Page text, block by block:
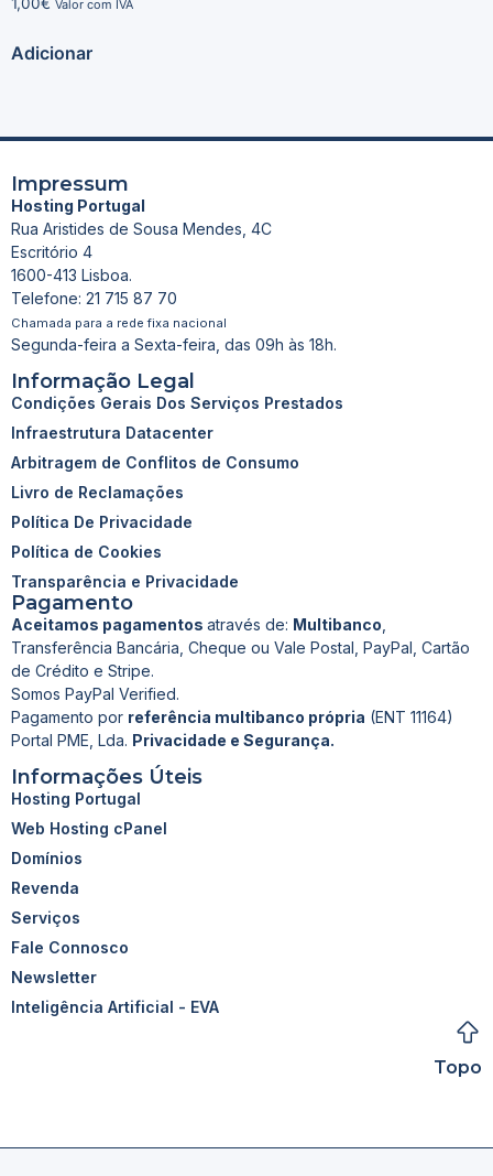
Valor com IVA
Adicionar
Impressum
Hosting Portugal
Rua Aristides de Sousa Mendes, 4C
Escritório 4
1600-413 Lisboa.
Telefone: 21 715 87 70
Chamada para a rede fixa nacional
Segunda-feira a Sexta-feira, das 09h às 18h.
Informação Legal
Condições Gerais Dos Serviços Prestados
Infraestrutura Datacenter
Arbitragem de Conflitos de Consumo
Livro de Reclamações
Política De Privacidade
Política de Cookies
Transparência e Privacidade
Pagamento
Aceitamos pagamentos através de: Multibanco
Transferência Bancária, Cheque ou Vale Postal, PayPal, Cartão
de Crédito e Stripe.
Somos PayPal Verified.
Pagamento por referência multibanco própria (ENT 11164)
Portal PME, Lda. Privacidade e Segurança.
Informações Úteis
Hosting Portugal
Web Hosting cPanel
Domínios
Revenda
Serviços
Fale Connosco
Newsletter
Inteligência Artificial - EVA
Topo